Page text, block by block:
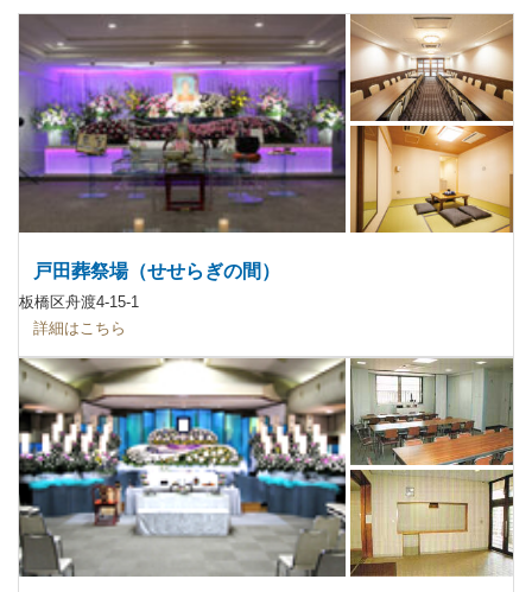
戸田葬祭場（せせらぎの間）
板橋区舟渡4-15-1
詳細はこちら